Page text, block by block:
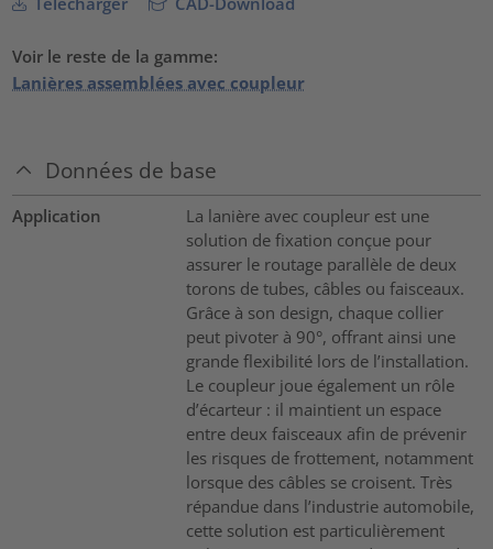
Voir le reste de la gamme:
Lanières assemblées avec coupleur
Données de base
Application
La lanière avec coupleur est une
solution de fixation conçue pour
assurer le routage parallèle de deux
torons de tubes, câbles ou faisceaux.
Grâce à son design, chaque collier
peut pivoter à 90°, offrant ainsi une
grande flexibilité lors de l’installation.
Le coupleur joue également un rôle
d’écarteur : il maintient un espace
entre deux faisceaux afin de prévenir
les risques de frottement, notamment
lorsque des câbles se croisent. Très
répandue dans l’industrie automobile,
cette solution est particulièrement